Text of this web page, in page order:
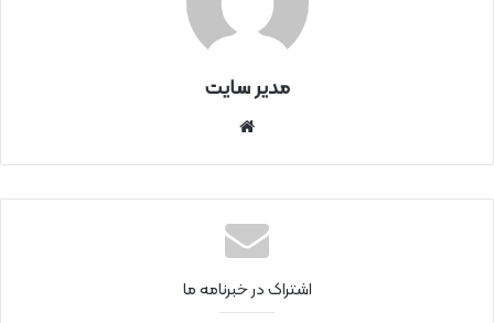
مدیر سایت
نتی
اشتراک در خبرنامه ما